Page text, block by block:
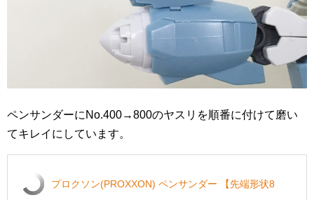
ペンサンダーにNo.400→800のヤスリを順番に付けて磨い
てキレイにしています。
プロクソン(PROXXON) ペンサンダー 【先端形状8